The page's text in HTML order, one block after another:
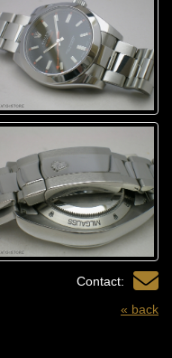
Contact:
« back